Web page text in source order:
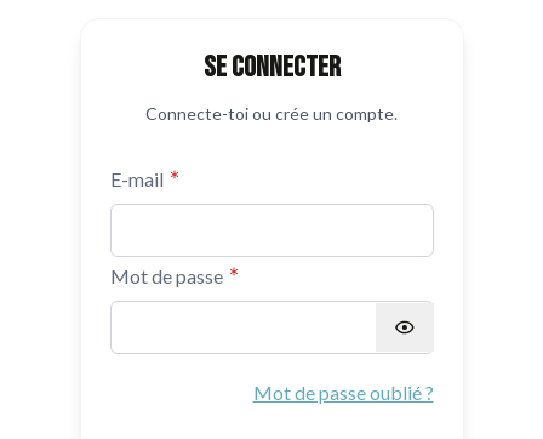
Se connecter
Connecte-toi ou crée un compte.
E-mail
Mot de passe
Mot de passe oublié ?